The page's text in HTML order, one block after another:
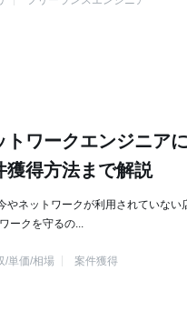
トワークエンジニア
獲得方法まで解説
やネットワークが利用されていない
ークを守るの...
/単価/相場
案件獲得